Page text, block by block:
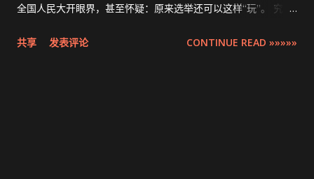
全国人民大开眼界，甚至怀疑：原来选举还可以这样“玩”。 究竟
发点？无论原因为何，这一次的沙巴州选，让人看见一场深层次
共享 发表评论 CONTINUE READ »»»»»